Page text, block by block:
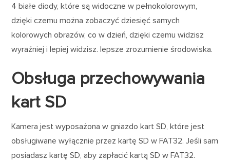
4 białe diody, które są widoczne w pełnokolorowym,
dzięki czemu można zobaczyć dziesięć samych
kolorowych obrazów, co w dzień, dzięki czemu widzisz
wyraźniej i lepiej widzisz. lepsze zrozumienie środowiska.
Obsługa przechowywania
kart SD
Kamera jest wyposażona w gniazdo kart SD, które jest
obsługiwane wyłącznie przez kartę SD w FAT32. Jeśli sam
posiadasz kartę SD, aby zapłacić kartą SD w FAT32.